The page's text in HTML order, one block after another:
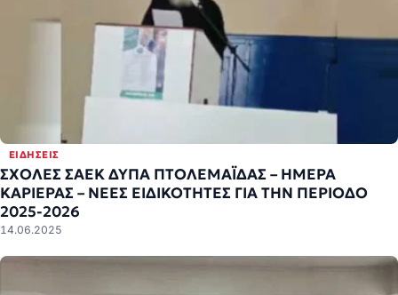
ΕΙΔΉΣΕΙΣ
ΣΧΟΛΕΣ ΣΑΕΚ ΔΥΠΑ ΠΤΟΛΕΜΑΪΔΑΣ – ΗΜΕΡΑ
ΚΑΡΙΕΡΑΣ – ΝΕΕΣ ΕΙΔΙΚΟΤΗΤΕΣ ΓΙΑ ΤΗΝ ΠΕΡΙΟΔΟ
2025-2026
14.06.2025